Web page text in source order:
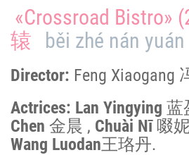
«Crossroad Bistro»
辕
běi zhé nán yuán
Director: Feng Xiaogang
Actrices: Lan Yingying 蓝
Chen 金晨 , Chuài Nī 啜
Wang Luodan王珞丹.